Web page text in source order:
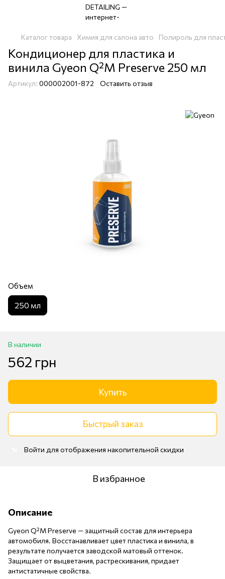
Каталог товара Химия для салона авто Полироль для
Кондиционер для пластика и
винила Gyeon Q²M Preserve 250 мл
Артикул: 000002001-872 Оставить отзыв
Объем
250 мл
В наличии
562 грн
Купить
Быстрый заказ
Войти для отображения накопительной скидки
В избранное
Описание
Gyeon Q²M Preserve — защитный состав для интерьера
автомобиля. Восстанавливает цвет пластика и винила, в
результате получается заводской матовый оттенок.
Защищает от выцветания, растрескивания, придает
антистатичные свойства.